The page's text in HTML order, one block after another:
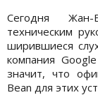
Сегодня Жан-
техническим
ширившиеся
компания
значит, что
Bean для этих